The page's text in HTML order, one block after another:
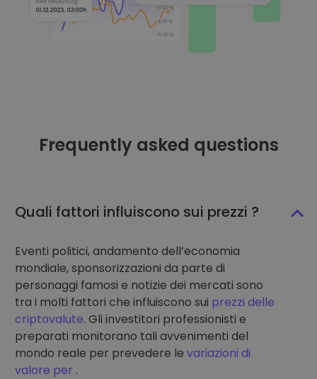
Frequently asked questions
Quali fattori influiscono sui prezzi ?
Eventi politici, andamento dell’economia
mondiale, sponsorizzazioni da parte di
personaggi famosi e notizie dei mercati sono
tra i molti fattori che influiscono sui prezzi delle
criptovalute. Gli investitori professionisti e
preparati monitorano tali avvenimenti del
mondo reale per prevedere le variazioni di
valore per .